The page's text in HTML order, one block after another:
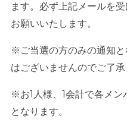
ます。必ず上記メールを
お願いいたします。
※ご当選の方のみの通知
はございませんのでご了承
※お1 人様、 1会計で各メン
となります。